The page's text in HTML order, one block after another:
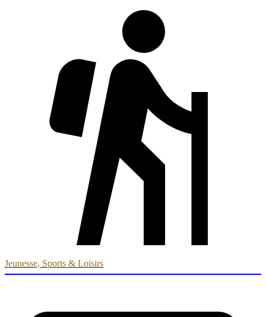
Jeunesse, Sports & Loisirs